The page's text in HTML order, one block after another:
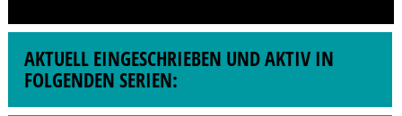
AKTUELL EINGESCHRIEBEN UND AKTIV IN
FOLGENDEN SERIEN: